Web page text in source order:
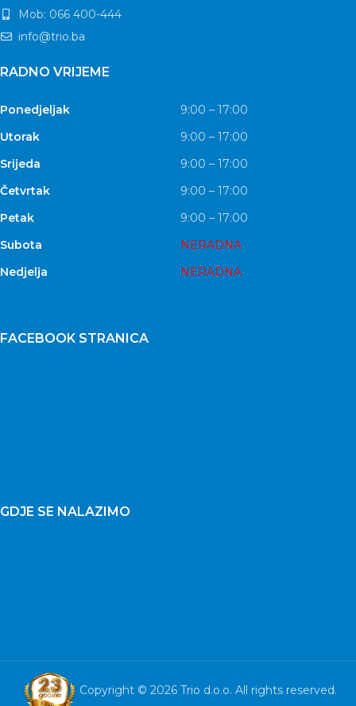
Mob: 066 400-444
info@trio.ba
RADNO VRIJEME
Ponedjeljak
9:00 – 17:00
Utorak
9:00 – 17:00
Srijeda
9:00 – 17:00
Četvrtak
9:00 – 17:00
Petak
9:00 – 17:00
Subota
NERADNA
Nedjelja
NERADNA
FACEBOOK STRANICA
GDJE SE NALAZIMO
Copyright © 2026 Trio d.o.o. All rights reserved.